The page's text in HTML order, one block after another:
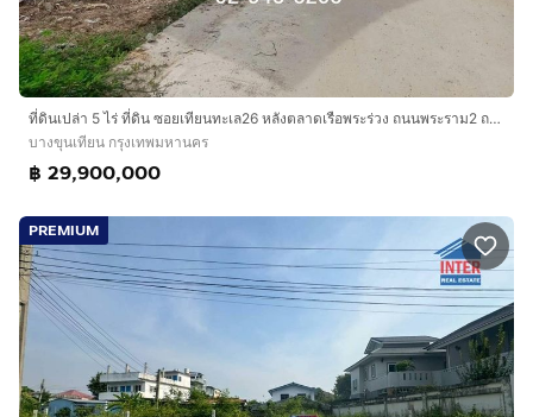
ที่ดินเปล่า 5 ไร่ ที่ดิน ซอยเทียนทะเล26 หลังตลาดเรือพระร่วง ถนนพระราม2 ถนนบางขุนเทียน-ชายทะเล เขตบางขุนเทียน กรุงเทพมหานคร
บางขุนเทียน กรุงเทพมหานคร
฿ 29,900,000
PREMIUM